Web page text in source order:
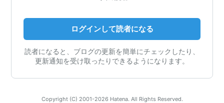
ログインして読者になる
読者になると、ブログの更新を簡単にチェックしたり、
更新通知を受け取ったりできるようになります。
Copyright (C) 2001-2026 Hatena. All Rights Reserved.